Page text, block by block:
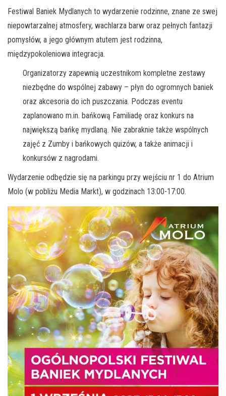
Festiwal Baniek Mydlanych to wydarzenie rodzinne, znane ze swej
niepowtarzalnej atmosfery, wachlarza barw oraz pełnych fantazji
pomysłów, a jego głównym atutem jest rodzinna,
międzypokoleniowa integracja.
Organizatorzy zapewnią uczestnikom kompletne zestawy
niezbędne do wspólnej zabawy – płyn do ogromnych baniek
oraz akcesoria do ich puszczania. Podczas eventu
zaplanowano m.in. bańkową Familiadę oraz konkurs na
największą bańkę mydlaną. Nie zabraknie także wspólnych
zajęć z Zumby i bańkowych quizów, a także animacji i
konkursów z nagrodami.
Wydarzenie odbędzie się na parkingu przy wejściu nr 1 do Atrium
Molo (w pobliżu Media Markt), w godzinach 13:00-17:00.